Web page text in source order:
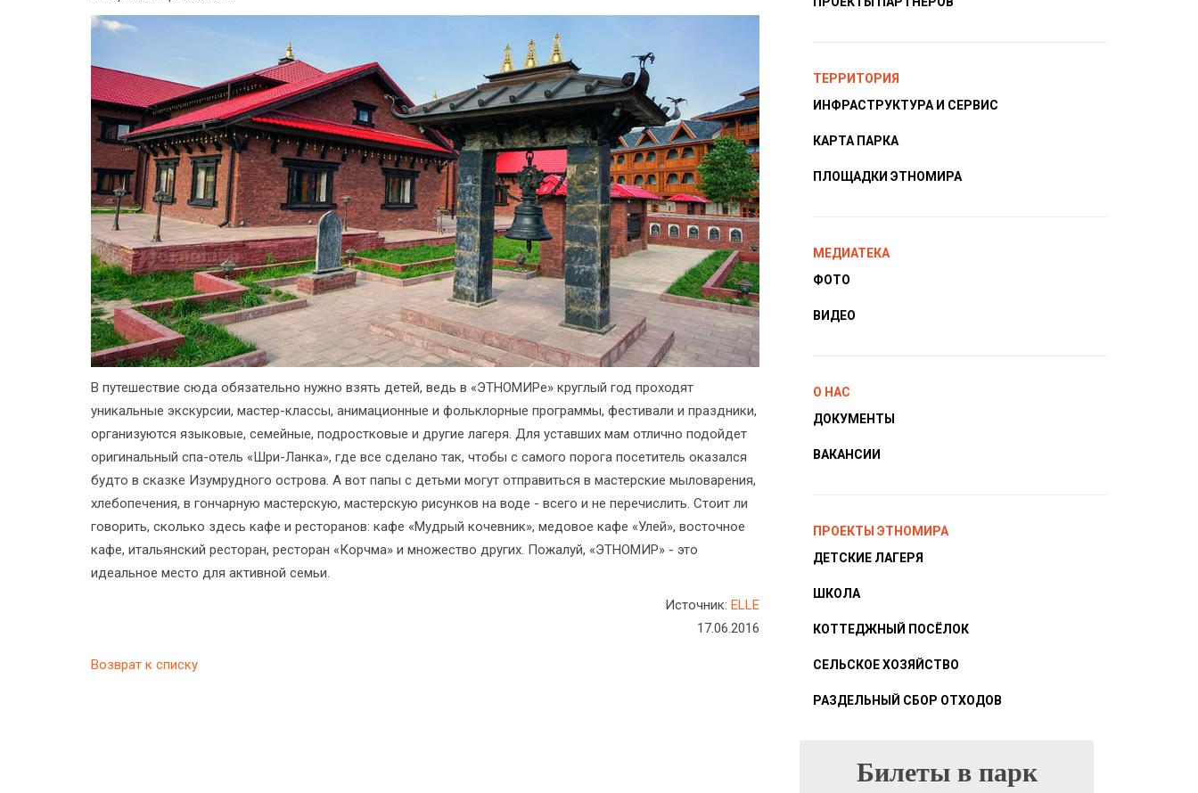
В путешествие сюда обязательно нужно взять детей, ведь в «ЭТНОМИРе» круглый год проходят
уникальные экскурсии, мастер-классы, анимационные и фольклорные программы, фестивали и праздники,
организуются языковые, семейные, подростковые и другие лагеря. Для уставших мам отлично подойдет
оригинальный спа-отель «Шри-Ланка», где все сделано так, чтобы с самого порога посетитель оказался
будто в сказке Изумрудного острова. А вот папы с детьми могут отправиться в мастерские мыловарения,
хлебопечения, в гончарную мастерскую, мастерскую рисунков на воде - всего и не перечислить. Стоит ли
говорить, сколько здесь кафе и ресторанов: кафе «Мудрый кочевник», медовое кафе «Улей», восточное
кафе, итальянский ресторан, ресторан «Корчма» и множество других. Пожалуй, «ЭТНОМИР» - это
идеальное место для активной семьи.
Источник: ELLE
17.06.2016
Возврат к списку
ТЕРРИТОРИЯ
ИНФРАСТРУКТУРА И СЕРВИС
КАРТА ПАРКА
ПЛОЩАДКИ ЭТНОМИРА
МЕДИАТЕКА
ФОТО
ВИДЕО
О НАС
ДОКУМЕНТЫ
ВАКАНСИИ
ПРОЕКТЫ ЭТНОМИРА
ДЕТСКИЕ ЛАГЕРЯ
ШКОЛА
КОТТЕДЖНЫЙ ПОСЁЛОК
СЕЛЬСКОЕ ХОЗЯЙСТВО
РАЗДЕЛЬНЫЙ СБОР ОТХОДОВ
БИЛЕТЫ В ПАРК
Билеты в парк